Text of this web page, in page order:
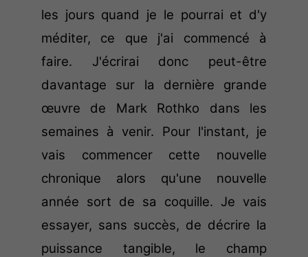
les jours quand je le pourrai et d'y
méditer, ce que j'ai commencé à
faire. J'écrirai donc peut-être
davantage sur la dernière grande
œuvre de Mark Rothko dans les
semaines à venir. Pour l'instant, je
vais commencer cette nouvelle
chronique alors qu'une nouvelle
année sort de sa coquille. Je vais
essayer, sans succès, de décrire la
puissance tangible, le champ